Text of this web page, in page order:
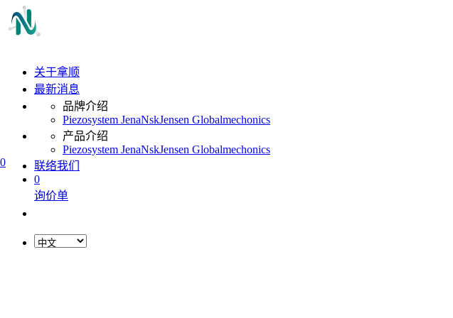
0
关于拿顺
最新消息
品牌介绍
Piezosystem JenaNskJensen Globalmechonics
产品介绍
Piezosystem JenaNskJensen Globalmechonics
联络我们
0
询价单